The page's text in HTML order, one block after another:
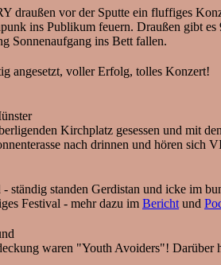
vor der Sputte ein fluffiges
ins Publikum feuern. Draußen gibt
Sonnenaufgang ins Bett fallen.
angesetzt, voller Erfolg, tolles Konzert!
Kirchplatz gesessen und mit
nach drinnen und hören
standen Gerdistan und icke im
Festival - mehr dazu im Bericht und
waren "Youth Avoiders"! Darüber